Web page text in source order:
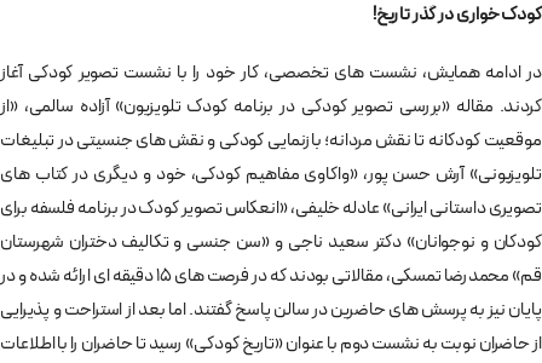
کودک خواری در گذر تاریخ!
در ادامه همایش، نشست های تخصصی، کار خود را با نشست تصویر کودکی آغاز
کردند. مقاله «بررسی تصویر کودکی در برنامه کودک تلویزیون» آزاده سالمی، «از
موقعیت کودکانه تا نقش مردانه؛ بازنمایی کودکی و نقش های جنسیتی در تبلیغات
تلویزیونی» آرش حسن پور، «واکاوی مفاهیم کودکی، خود و دیگری در کتاب های
تصویری داستانی ایرانی» عادله خلیفی، «انعکاس تصویر کودک در برنامه فلسفه برای
کودکان و نوجوانان» دکتر سعید ناجی و «سن جنسی و تکالیف دختران شهرستان
قم» محمدرضا تمسکی، مقالاتی بودند که در فرصت های 15 دقیقه ای ارائه شده و در
پایان نیز به پرسش های حاضرین در سالن پاسخ گفتند. اما بعد از استراحت و پذیرایی
از حاضران نوبت به نشست دوم با عنوان «تاریخ کودکی» رسید تا حاضران را با اطلاعات